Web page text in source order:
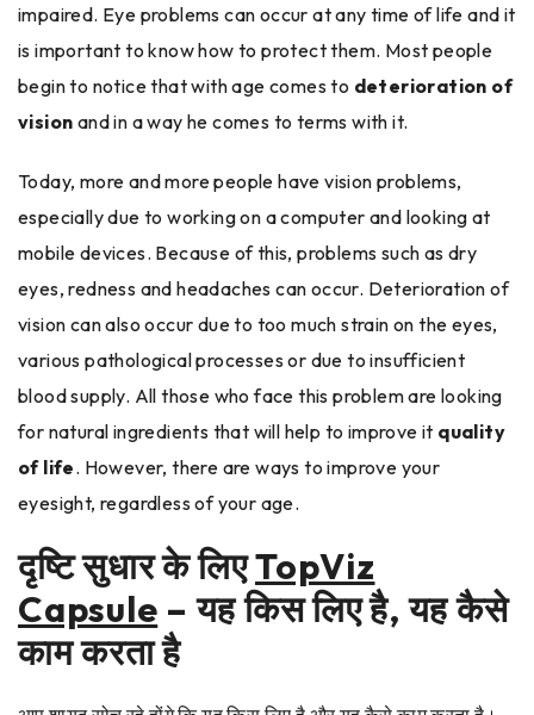
impaired. Eye problems can occur at any time of life and it
is important to know how to protect them. Most people
begin to notice that with age comes to deterioration of
vision and in a way he comes to terms with it.
Today, more and more people have vision problems,
especially due to working on a computer and looking at
mobile devices. Because of this, problems such as dry
eyes, redness and headaches can occur. Deterioration of
vision can also occur due to too much strain on the eyes,
various pathological processes or due to insufficient
blood supply. All those who face this problem are looking
for natural ingredients that will help to improve it quality
of life. However, there are ways to improve your
eyesight, regardless of your age.
दृष्टि सुधार के लिएTopViz
Capsule – यह किस लिए है, यह कैसे
काम करता है